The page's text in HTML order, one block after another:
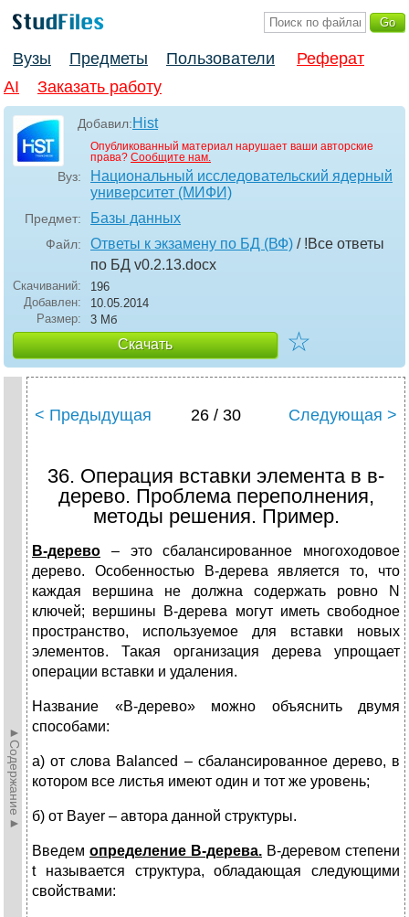
Вузы Предметы Пользователи
Реферат
AI
Заказать работу
Добавил:Hist
Опубликованный материал нарушает ваши авторские
права? Сообщите нам.
Вуз:
Национальный исследовательский ядерный
университет (МИФИ)
Предмет: Базы данных
Файл: Ответы к экзамену по БД (ВФ) / !Все ответы
по БД v0.2.13.docx
Скачиваний:
196
Добавлен:
10.05.2014
Размер:
3 Мб
Скачать ☆
►Содержание►
< Предыдущая 26 / 30 Следующая >
36. Операция вставки элемента в в-
дерево. Проблема переполнения,
методы решения. Пример.
В-дерево – это сбалансированное многоходовое
дерево. Особенностью В-дерева является то, что
каждая вершина не должна содержать ровно N
ключей; вершины В-дерева могут иметь свободное
пространство, используемое для вставки новых
элементов. Такая организация дерева упрощает
операции вставки и удаления.
Название «В-дерево» можно объяснить двумя
способами:
а) от слова Balanced – сбалансированное дерево, в
котором все листья имеют один и тот же уровень;
б) от Bayer – автора данной структуры.
Введем определение В-дерева. В-деревом степени
t называется структура, обладающая следующими
свойствами: